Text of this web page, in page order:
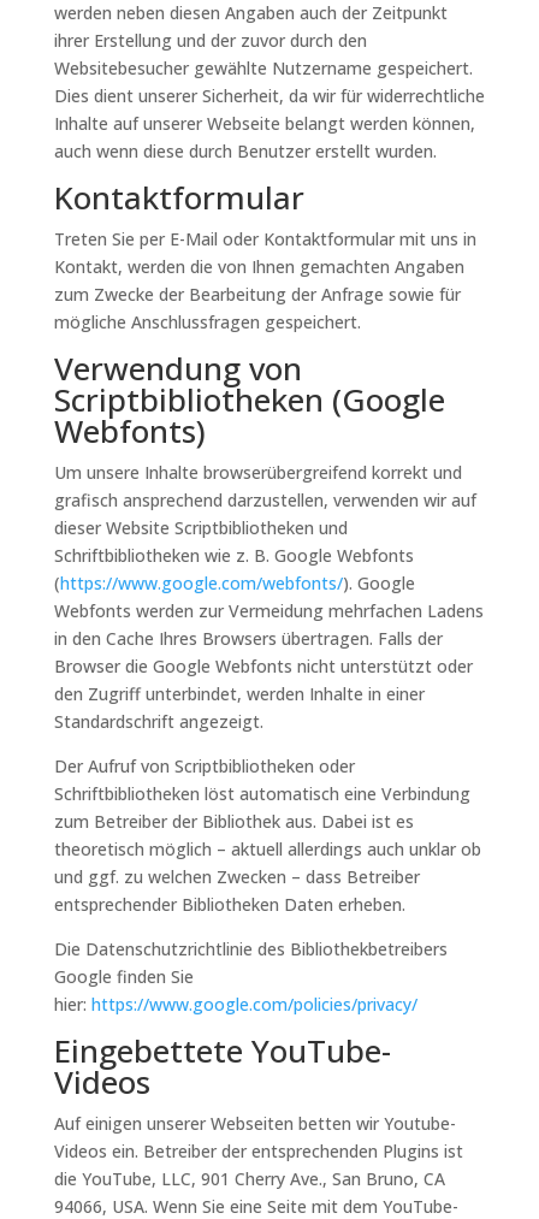
werden neben diesen Angaben auch der Zeitpunkt
ihrer Erstellung und der zuvor durch den
Websitebesucher gewählte Nutzername gespeichert.
Dies dient unserer Sicherheit, da wir für widerrechtliche
Inhalte auf unserer Webseite belangt werden können,
auch wenn diese durch Benutzer erstellt wurden.
Kontaktformular
Treten Sie per E-Mail oder Kontaktformular mit uns in
Kontakt, werden die von Ihnen gemachten Angaben
zum Zwecke der Bearbeitung der Anfrage sowie für
mögliche Anschlussfragen gespeichert.
Verwendung von
Scriptbibliotheken (Google
Webfonts)
Um unsere Inhalte browserübergreifend korrekt und
grafisch ansprechend darzustellen, verwenden wir auf
dieser Website Scriptbibliotheken und
Schriftbibliotheken wie z. B. Google Webfonts
(https://www.google.com/webfonts/). Google
Webfonts werden zur Vermeidung mehrfachen Ladens
in den Cache Ihres Browsers übertragen. Falls der
Browser die Google Webfonts nicht unterstützt oder
den Zugriff unterbindet, werden Inhalte in einer
Standardschrift angezeigt.
Der Aufruf von Scriptbibliotheken oder
Schriftbibliotheken löst automatisch eine Verbindung
zum Betreiber der Bibliothek aus. Dabei ist es
theoretisch möglich – aktuell allerdings auch unklar ob
und ggf. zu welchen Zwecken – dass Betreiber
entsprechender Bibliotheken Daten erheben.
Die Datenschutzrichtlinie des Bibliothekbetreibers
Google finden Sie
hier: https://www.google.com/policies/privacy/
Eingebettete YouTube-
Videos
Auf einigen unserer Webseiten betten wir Youtube-
Videos ein. Betreiber der entsprechenden Plugins ist
die YouTube, LLC, 901 Cherry Ave., San Bruno, CA
94066, USA. Wenn Sie eine Seite mit dem YouTube-